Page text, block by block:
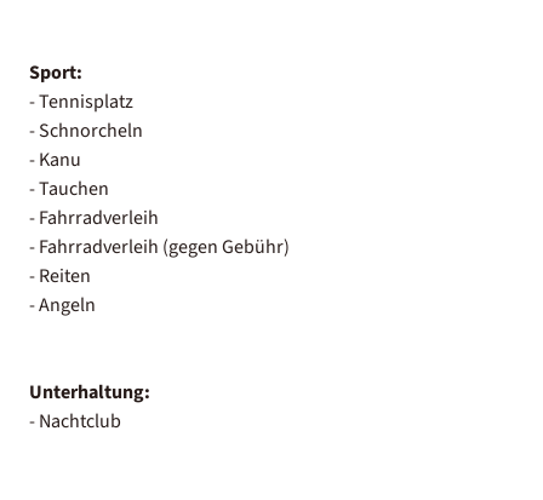
Sport:
- Tennisplatz
- Schnorcheln
- Kanu
- Tauchen
- Fahrradverleih
- Fahrradverleih (gegen Gebühr)
- Reiten
- Angeln
Unterhaltung:
- Nachtclub